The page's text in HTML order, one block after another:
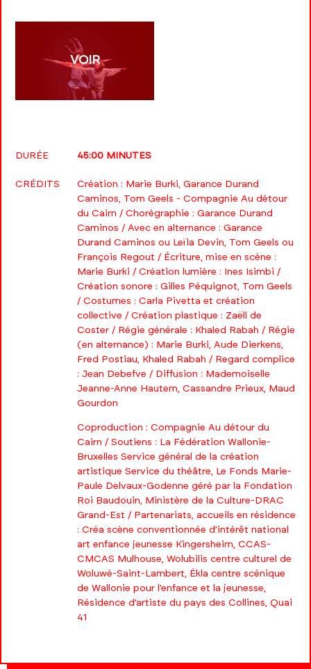
VOIR
DURÉE 45:00 MINUTES
CRÉDITS
Création : Marie Burki, Garance Durand
Caminos, Tom Geels - Compagnie Au détour
du Cairn / Chorégraphie : Garance Durand
Caminos / Avec en alternance : Garance
Durand Caminos ou Leïla Devin, Tom Geels ou
François Regout / Écriture, mise en scène :
Marie Burki / Création lumière : Ines Isimbi /
Création sonore : Gilles Péquignot, Tom Geels
/ Costumes : Carla Pivetta et création
collective / Création plastique : Zaëll de
Coster / Régie générale : Khaled Rabah / Régie
(en alternance) : Marie Burki, Aude Dierkens,
Fred Postiau, Khaled Rabah / Regard complice
: Jean Debefve / Diffusion : Mademoiselle
Jeanne-Anne Hautem, Cassandre Prieux, Maud
Gourdon
Coproduction : Compagnie Au détour du
Cairn / Soutiens : La Fédération Wallonie-
Bruxelles Service général de la création
artistique Service du théâtre, Le Fonds Marie-
Paule Delvaux-Godenne géré par la Fondation
Roi Baudouin, Ministère de la Culture-DRAC
Grand-Est / Partenariats, accueils en résidence
: Créa scène conventionnée d’intérêt national
art enfance jeunesse Kingersheim, CCAS-
CMCAS Mulhouse, Wolubilis centre culturel de
Woluwé-Saint-Lambert, Ékla centre scénique
de Wallonie pour l’enfance et la jeunesse,
Résidence d’artiste du pays des Collines, Quai
41